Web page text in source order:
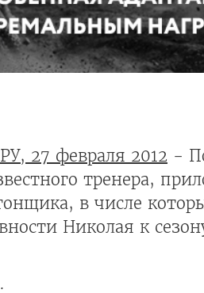
27 февраля 2012 -
тренера,
в числе
Николая к